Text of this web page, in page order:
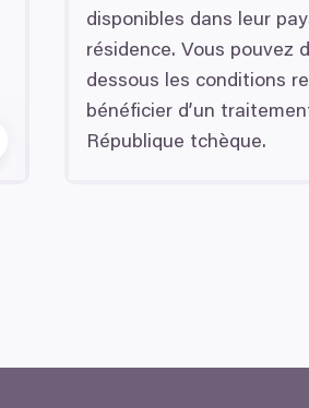
disponibles dans leur
résidence. Vous pouvez
dessous les conditions
bénéficier d’un
République tchèque.